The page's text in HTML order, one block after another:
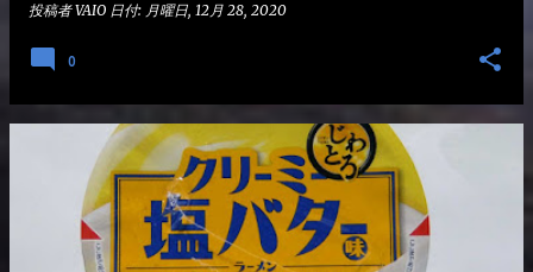
投稿者VAIO 日付: 月曜日, 12月 28, 2020
0